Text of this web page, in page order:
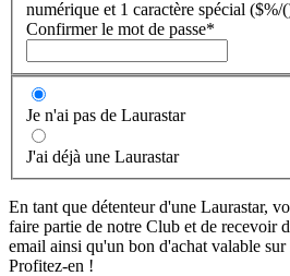
numérique et 1 caractère spécial
Confirmer le mot de passe*
Je n'ai pas de Laurastar
J'ai déjà une Laurastar
En tant que détenteur d'une Laurastar,
faire partie de notre Club et de recevoir
email ainsi qu'un bon d'achat valable sur
Profitez-en !